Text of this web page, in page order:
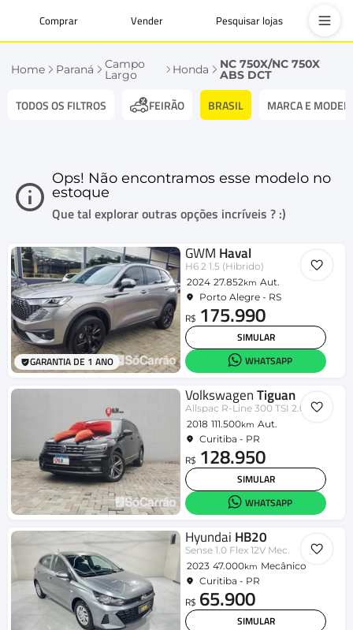
Comprar Vender Pesquisar lojas
Home Paraná Campo
Largo Honda NC 750X/NC 750X
ABS DCT
TODOS OS FILTROS FEIRÃO BRASIL MARCA E
Ops! Não encontramos esse modelo no
estoque
Que tal explorar outras opções incríveis ? :)
GARANTIA DE 1 ANO
GWM Haval
H6 2 1.5 (Hibrido)
2024 27.852km Aut.
Porto Alegre - RS
R$ 175.990
SIMULAR
WHATSAPP
VolkswagenTiguan
Allspac R-Line 300 TSI 2.0
2018 111.500km Aut.
Curitiba - PR
R$ 128.950
SIMULAR
WHATSAPP
Hyundai HB20
Sense 1.0 Flex 12V Mec.
2023 47.000km Mecânico
Curitiba - PR
R$ 65.900
SIMULAR